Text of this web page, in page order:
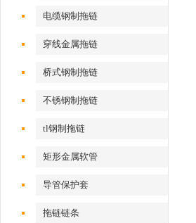
电缆钢制拖链
穿线金属拖链
桥式钢制拖链
不锈钢制拖链
tl钢制拖链
矩形金属软管
导管保护套
拖链链条